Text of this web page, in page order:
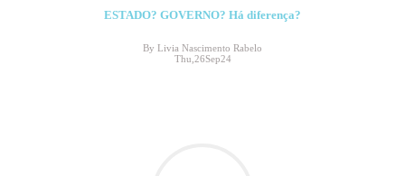
ESTADO? GOVERNO? Há diferença?
By Livia Nascimento Rabelo
Thu,26Sep24